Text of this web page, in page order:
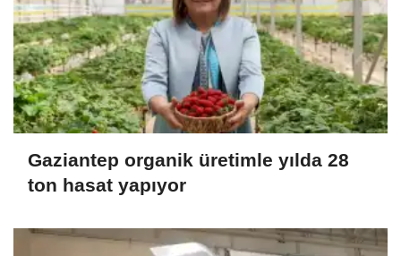
Gaziantep organik üretimle yılda 28
ton hasat yapıyor